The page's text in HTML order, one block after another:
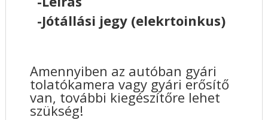
-Jótállási jegy (elekrtoinkus)
Amennyiben az autóban gyári
tolatókamera vagy gyári erősítő
van, további kiegészítőre lehet
szükség!